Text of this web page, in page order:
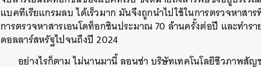
แบคทีเรียแกรมลบ ได้เร็วมาก มันจึงถูกนำไปใช้ในการตรวจหาสา
การตรวจหาสารเอนโดท็อกซินประมาณ 70 ล้านครั้งต่อปี และทำร
ดอลลาร์สหรัฐไปจนถึงปี 2024
อย่างไรก็ตาม ไม่นานมานี้ ลอนซ่า บริษัทเทคโนโลยีชีวภาพสั